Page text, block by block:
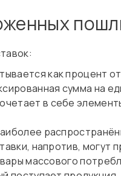
как процент
сумма на
в себе
напротив, могут
массового